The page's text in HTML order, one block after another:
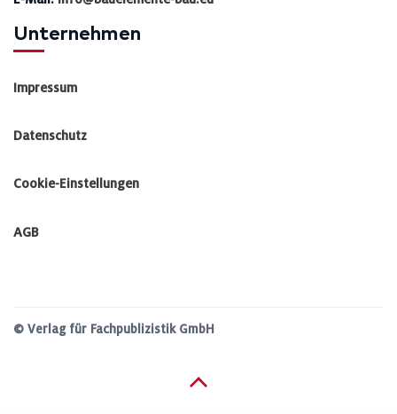
Unternehmen
Impressum
Datenschutz
Cookie-Einstellungen
AGB
© Verlag für Fachpublizistik GmbH